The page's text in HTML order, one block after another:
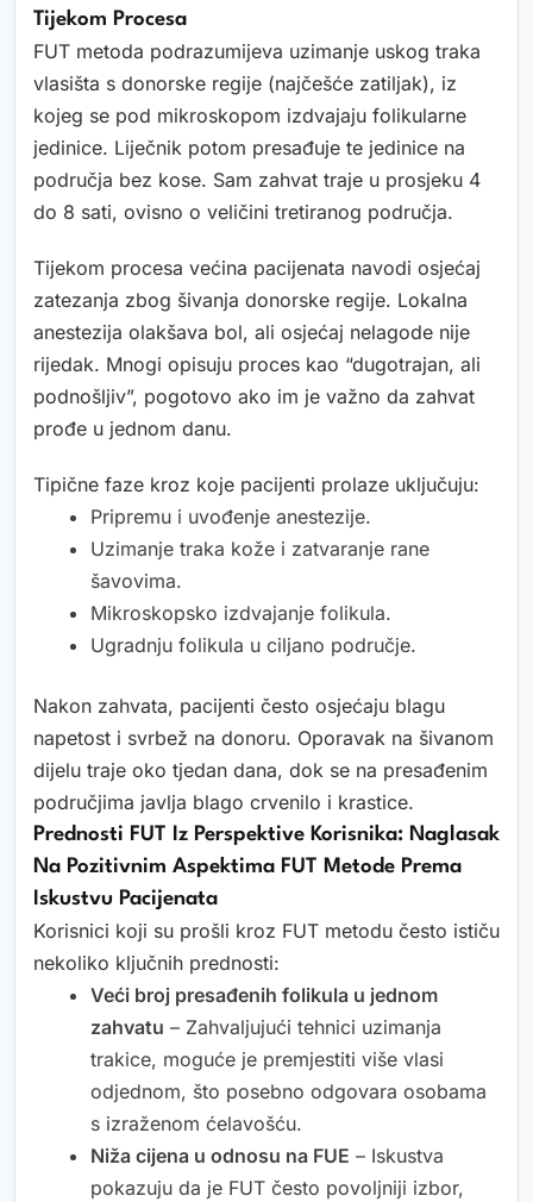
Tijekom Procesa
FUT metoda podrazumijeva uzimanje uskog traka
vlasišta s donorske regije (najčešće zatiljak), iz
kojeg se pod mikroskopom izdvajaju folikularne
jedinice. Liječnik potom presađuje te jedinice na
područja bez kose. Sam zahvat traje u prosjeku 4
do 8 sati, ovisno o veličini tretiranog područja.
Tijekom procesa većina pacijenata navodi osjećaj
zatezanja zbog šivanja donorske regije. Lokalna
anestezija olakšava bol, ali osjećaj nelagode nije
rijedak. Mnogi opisuju proces kao “dugotrajan, ali
podnošljiv”, pogotovo ako im je važno da zahvat
prođe u jednom danu.
Tipične faze kroz koje pacijenti prolaze uključuju:
Pripremu i uvođenje anestezije.
Uzimanje traka kože i zatvaranje rane
šavovima.
Mikroskopsko izdvajanje folikula.
Ugradnju folikula u ciljano područje.
Nakon zahvata, pacijenti često osjećaju blagu
napetost i svrbež na donoru. Oporavak na šivanom
dijelu traje oko tjedan dana, dok se na presađenim
područjima javlja blago crvenilo i krastice.
Prednosti FUT Iz Perspektive Korisnika: Naglasak
Na Pozitivnim Aspektima FUT Metode Prema
Iskustvu Pacijenata
Korisnici koji su prošli kroz FUT metodu često ističu
nekoliko ključnih prednosti:
Veći broj presađenih folikula u jednom
zahvatu – Zahvaljujući tehnici uzimanja
trakice, moguće je premjestiti više vlasi
odjednom, što posebno odgovara osobama
s izraženom ćelavošću.
Niža cijena u odnosu na FUE – Iskustva
pokazuju da je FUT često povoljniji izbor,